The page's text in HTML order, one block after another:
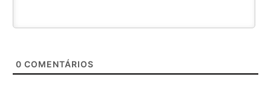
0 COMENTÁRIOS